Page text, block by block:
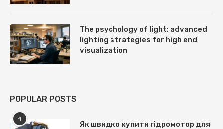
The psychology of light: advanced
lighting strategies for high end
visualization
POPULAR POSTS
1
Як швидко купити гідромотор для